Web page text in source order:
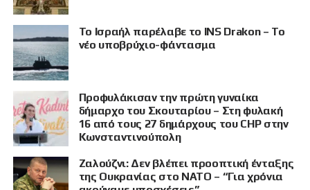
Το Ισραήλ παρέλαβε το INS Drakon – Το
νέο υποβρύχιο-φάντασμα
Προφυλάκισαν την πρώτη γυναίκα
δήμαρχο του Σκουταρίου – Στη φυλακή
16 από τους 27 δημάρχους του CHP στην
Κωνσταντινούπολη
Ζαλούζνι: Δεν βλέπει προοπτική ένταξης
της Ουκρανίας στο ΝΑΤΟ – “Για χρόνια